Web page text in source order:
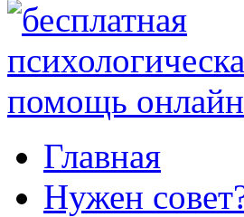
Главная
Нужен